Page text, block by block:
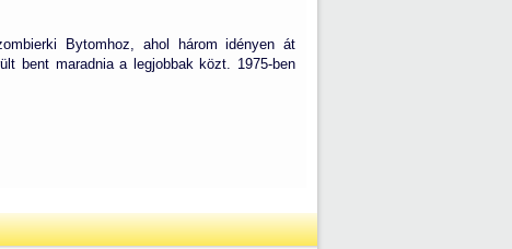
Bytomhoz, ahol három idényen át
bent maradnia a legjobbak közt. 1975-ben